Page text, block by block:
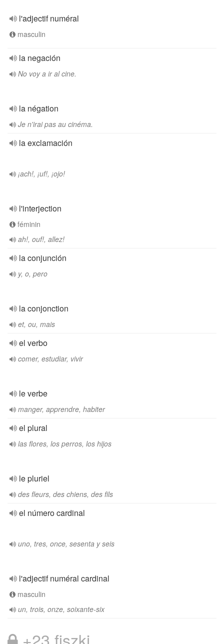
l'adjectif numéral
masculin
la negación
No voy a ir al cine.
la négation
Je n'irai pas au cinéma.
la exclamación
¡ach!, ¡uf!, ¡ojo!
l'interjection
féminin
ah!, ouf!, allez!
la conjunción
y, o, pero
la conjonction
et, ou, mais
el verbo
comer, estudiar, vivir
le verbe
manger, apprendre, habiter
el plural
las flores, los perros, los hijos
le pluriel
des fleurs, des chiens, des fils
el número cardinal
uno, tres, once, sesenta y seis
l'adjectif numéral cardinal
masculin
un, trois, onze, soixante-six